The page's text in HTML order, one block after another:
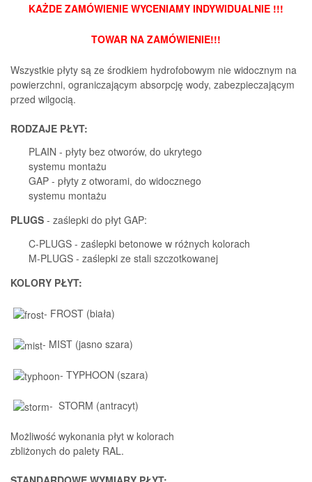
KAŻDE ZAMÓWIENIE WYCENIAMY INDYWIDUALNIE !!!
TOWAR NA ZAMÓWIENIE!!!
Wszystkie płyty są ze środkiem hydrofobowym nie widocznym na
powierzchni, ograniczającym absorpcję wody, zabezpieczającym
przed wilgocią.
RODZAJE PŁYT:
PLAIN - płyty bez otworów, do ukrytego
systemu montażu
GAP - płyty z otworami, do widocznego
systemu montażu
PLUGS - zaślepki do płyt GAP:
C-PLUGS - zaślepki betonowe w różnych kolorach
M-PLUGS - zaślepki ze stali szczotkowanej
KOLORY PŁYT:
- FROST (biała)
- MIST (jasno szara)
- TYPHOON (szara)
- STORM (antracyt)
Możliwość wykonania płyt w kolorach
zbliżonych do palety RAL.